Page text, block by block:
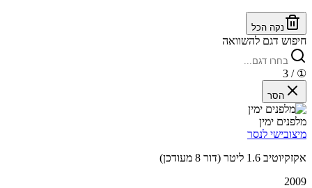
נקה הכל
חיפוש דגם להשוואה
①
/ 3
הסר
מלפנים ימין
מיצובישי לנסר
אקזקיוטיב 1.6 ליטר (דור 8 מעודכן)
2009